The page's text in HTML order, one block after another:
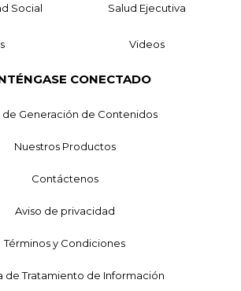
Social Salud Ejecutiva
Videos
CONECTADO
de Generación de Contenidos
Nuestros Productos
Contáctenos
Aviso de privacidad
Términos y Condiciones
de Tratamiento de Información